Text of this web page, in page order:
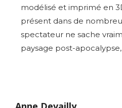
modélisé et imprimé en
présent dans de
spectateur ne sache
paysage post-